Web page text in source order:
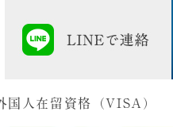
国人在留資格（VISA）